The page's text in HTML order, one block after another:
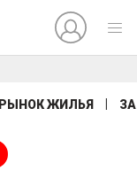
РЫНОК ЖИЛЬЯ